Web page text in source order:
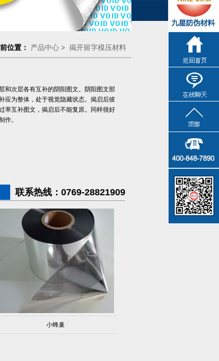
位置： 产品中心 > 揭开留字模压材料
和次层各有互补的阴阳图文。阴阳图文部
应为整体，处于视觉隐藏状态。揭启后彼
率互补图文，揭启后不能复原。同样很好
作。
联系热线： 0769-28821909
小蜂巢